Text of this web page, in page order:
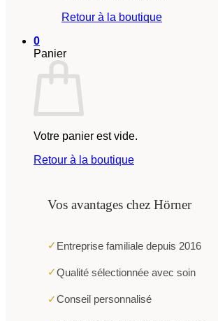
Retour à la boutique
0
Panier
Votre panier est vide.
Retour à la boutique
Vos avantages chez Hörner
✓ Entreprise familiale depuis 2016
✓Qualité sélectionnée avec soin
✓Conseil personnalisé